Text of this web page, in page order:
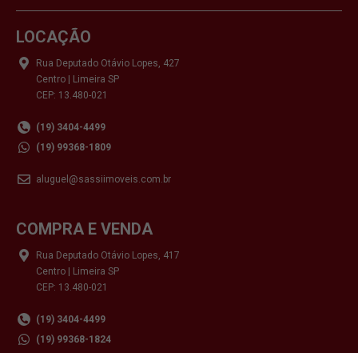
LOCAÇÃO
Rua Deputado Otávio Lopes, 427
Centro | Limeira SP
CEP: 13.480-021
(19) 3404-4499
(19) 99368-1809
aluguel@sassiimoveis.com.br
COMPRA E VENDA
Rua Deputado Otávio Lopes, 417
Centro | Limeira SP
CEP: 13.480-021
(19) 3404-4499
(19) 99368-1824